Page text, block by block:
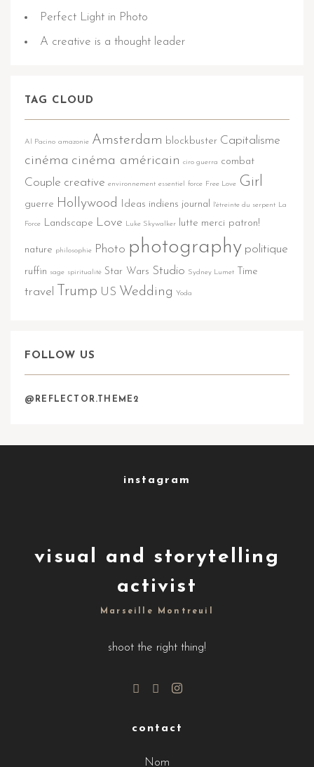
Perfect Light in Photo
A creative is a thought leader
TAG CLOUD
Al Pacino amazonie Amsterdam blockbuster Capitalisme
cinéma cinéma américain ciro guerra combat
Couple creative environnement essentiel force Free Love Girl
guerre Hollywood Ideas indiens journal l'étreinte du serpent La
Force Landscape Love Luke Skywalker lutte merci patron!
nature philosophie Photo photography politique
ruffin sage spiritualité Star Wars Studio Sydney Lumet Time
travel Trump US Wedding Yoda
FOLLOW US
@REFLECTOR.THEME2
instagram
visual and storytelling
activist
Marseille Montreuil
shoot the right thing!
contact